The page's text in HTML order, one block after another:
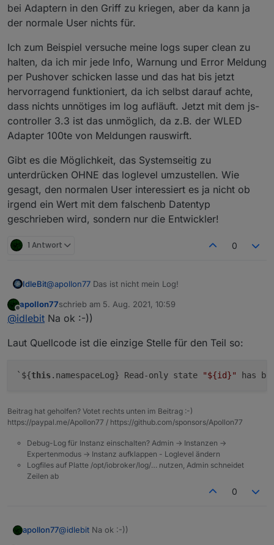
bei Adaptern in den Griff zu kriegen, aber da kann ja
der normale User nichts für.
Ich zum Beispiel versuche meine logs super clean zu
halten, da ich mir jede Info, Warnung und Error Meldung
per Pushover schicken lasse und das hat bis jetzt
hervorragend funktioniert, da ich selbst darauf achte,
dass nichts unnötiges im log aufläuft. Jetzt mit dem js-
controller 3.3 ist das unmöglich, da z.B. der WLED
Adapter 100te von Meldungen rauswirft.
Gibt es die Möglichkeit, das Systemseitig zu
unterdrücken OHNE das loglevel umzustellen. Wie
gesagt, den normalen User interessiert es ja nicht ob
irgend ein Wert mit dem falschenb Datentyp
geschrieben wird, sondern nur die Entwickler!
1 Antwort 0
IdleBit@apollon77 Das ist nicht mein Log!
Offline
apollon77schrieb am 5. Aug. 2021, 10:59
zuletzt editiert von
@idlebit Na ok :-))
Laut Quellcode ist die einzige Stelle für den Teil so:
`${this .namespaceLog} Read-only state "${id}" has
Beitrag hat geholfen? Votet rechts unten im Beitrag :-)
https://paypal.me/Apollon77 / https://github.com/sponsors/Apollon77
Debug-Log für Instanz einschalten? Admin -> Instanzen ->
Expertenmodus -> Instanz aufklappen - Loglevel ändern
Logfiles auf Platte /opt/iobroker/log/… nutzen, Admin schneidet
Zeilen ab
0
apollon77@idlebit Na ok :-))